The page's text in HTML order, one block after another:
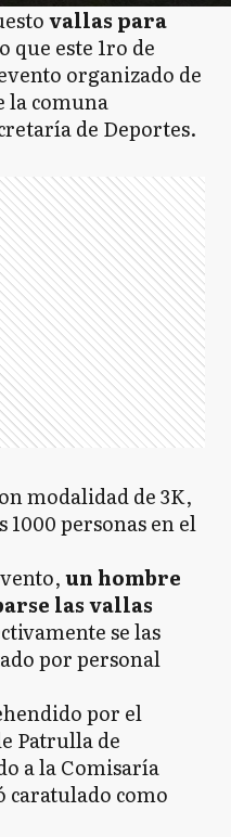
vallas para
que este 1ro de
organizado de
la comuna
de Deportes.
modalidad de 3K,
1000 personas en el
un hombre
las vallas
se las
por personal
por el
Patrulla de
a la Comisaría
caratulado como